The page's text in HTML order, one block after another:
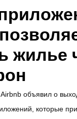
жилье
объявил о
которые